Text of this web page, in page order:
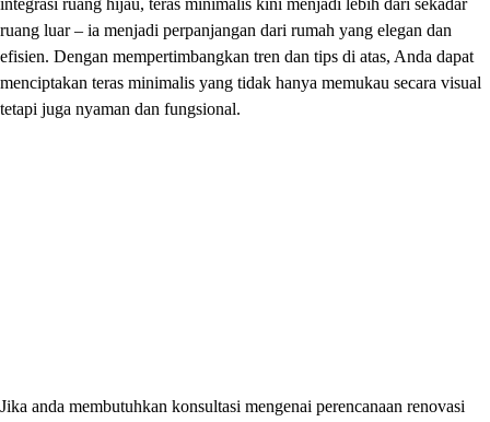
integrasi ruang hijau, teras minimalis kini menjadi lebih dari sekadar
ruang luar – ia menjadi perpanjangan dari rumah yang elegan dan
efisien. Dengan mempertimbangkan tren dan tips di atas, Anda dapat
menciptakan teras minimalis yang tidak hanya memukau secara visual
tetapi juga nyaman dan fungsional.
Jika anda membutuhkan konsultasi mengenai perencanaan renovasi